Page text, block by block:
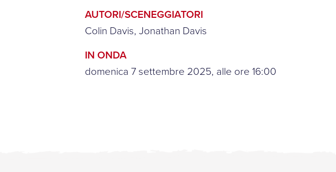
AUTORI/SCENEGGIATORI
Colin Davis, Jonathan Davis
IN ONDA
domenica 7 settembre 2025, alle ore 16:00